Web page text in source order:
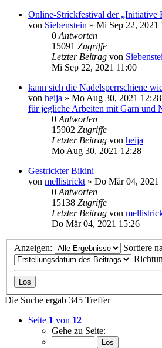
Online-Strickfestival der „Initiative
von Siebenstein » Mi Sep 22, 2021
0 Antworten
15091 Zugriffe
Letzter Beitrag von
Mi Sep 22, 2021 11:00
kann sich die Nadelsperrschiene
von heija » Mo Aug 30, 2021 12:28
für jegliche Arbeiten mit Garn und
0 Antworten
15902 Zugriffe
Letzter Beitrag von heija
Mo Aug 30, 2021 12:28
Gestrickter Bikini
von mellistrickt » Do Mär 04, 2021
0 Antworten
15138 Zugriffe
Letzter Beitrag von
Do Mär 04, 2021 15:26
Anzeigen:
Sortiere
Die Suche ergab 345 Treffer
Seite 1 von 12
Gehe zu Seite: